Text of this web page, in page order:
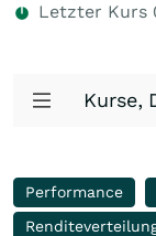
Letzter Kurs
Kurse,
Performance